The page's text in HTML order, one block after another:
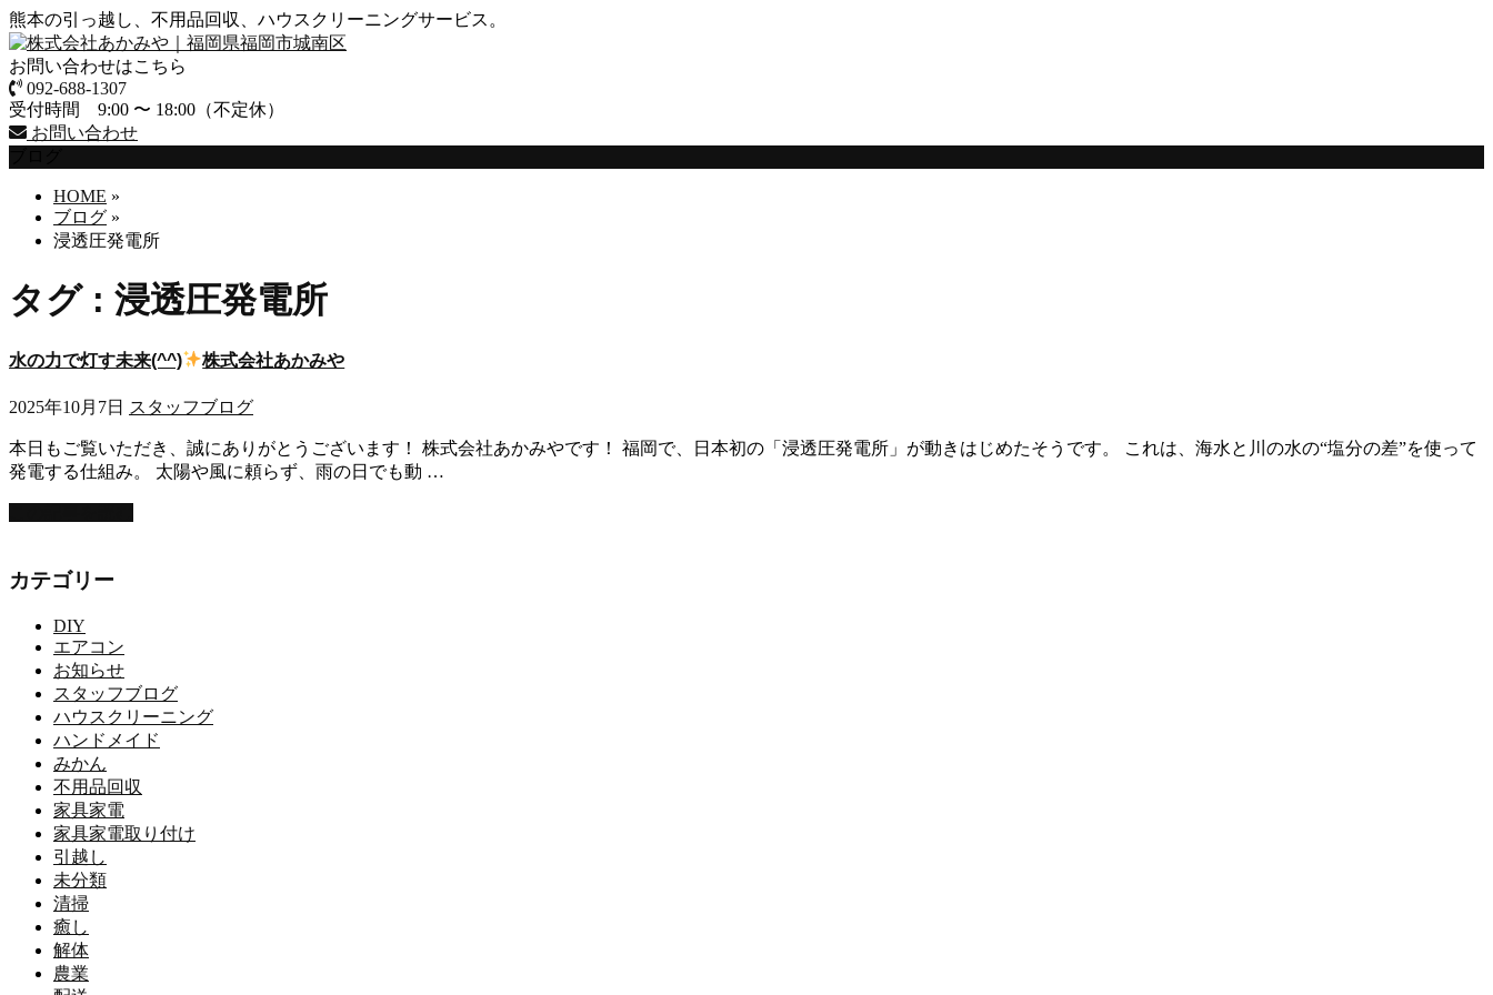
熊本の引っ越し、不用品回収、ハウスクリーニングサービス。
お問い合わせはこちら
092-688-1307
受付時間 9:00 〜 18:00（不定休）
お問い合わせ
HOME »
ブログ »
浸透圧発電所
タグ : 浸透圧発電所
水の力で灯す未来(^^) 株式会社あかみや
2025年10月7日 スタッフブログ
本日もご覧いただき、誠にありがとうございます！ 株式会社あかみやです！ 福岡で、日本初の「浸透圧発電所」が動きはじめたそうです。 これは、海水と川の水の“塩分の差”を使って
発電する仕組み。 太陽や風に頼らず、雨の日でも動 …
カテゴリー
DIY
エアコン
お知らせ
スタッフブログ
ハウスクリーニング
ハンドメイド
みかん
不用品回収
家具家電
家具家電取り付け
引越し
未分類
清掃
癒し
解体
農業